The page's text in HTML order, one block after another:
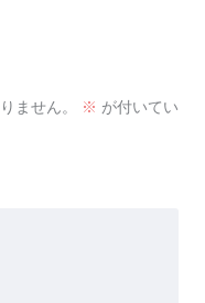
ません。 ※ が付いてい